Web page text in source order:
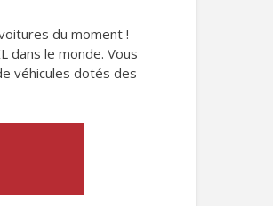
du moment !
dans le monde. Vous
véhicules dotés des